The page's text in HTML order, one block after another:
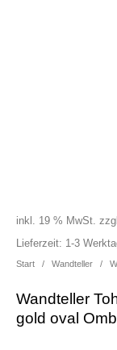
Start / Wandteller /
Wandteller
gold oval
inkl. 19 % MwSt.
Lieferzeit: 1-3